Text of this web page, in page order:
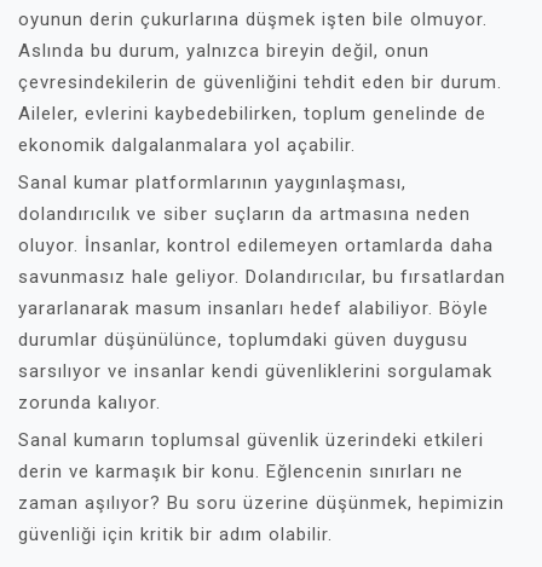
oyunun derin çukurlarına düşmek işten bile olmuyor.
Aslında bu durum, yalnızca bireyin değil, onun
çevresindekilerin de güvenliğini tehdit eden bir durum.
Aileler, evlerini kaybedebilirken, toplum genelinde de
ekonomik dalgalanmalara yol açabilir.
Sanal kumar platformlarının yaygınlaşması,
dolandırıcılık ve siber suçların da artmasına neden
oluyor. İnsanlar, kontrol edilemeyen ortamlarda daha
savunmasız hale geliyor. Dolandırıcılar, bu fırsatlardan
yararlanarak masum insanları hedef alabiliyor. Böyle
durumlar düşünülünce, toplumdaki güven duygusu
sarsılıyor ve insanlar kendi güvenliklerini sorgulamak
zorunda kalıyor.
Sanal kumarın toplumsal güvenlik üzerindeki etkileri
derin ve karmaşık bir konu. Eğlencenin sınırları ne
zaman aşılıyor? Bu soru üzerine düşünmek, hepimizin
güvenliği için kritik bir adım olabilir.